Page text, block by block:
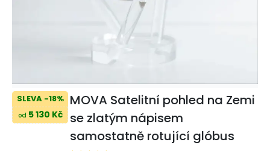
SLEVA -18%
od 5 130 Kč
MOVA Satelitní pohled na Zemi
se zlatým nápisem
samostatně rotující glóbus